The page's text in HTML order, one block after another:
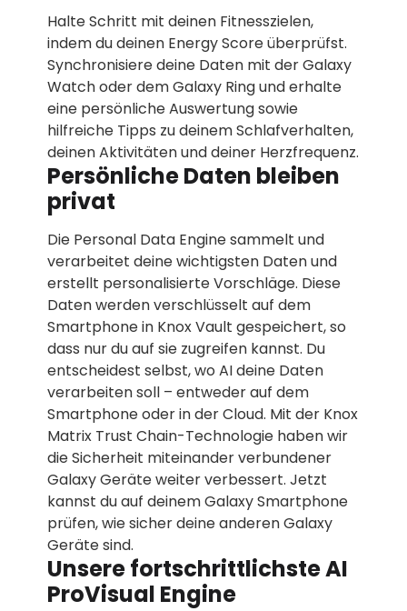
Halte Schritt mit deinen Fitnesszielen,
indem du deinen Energy Score überprüfst.
Synchronisiere deine Daten mit der Galaxy
Watch oder dem Galaxy Ring und erhalte
eine persönliche Auswertung sowie
hilfreiche Tipps zu deinem Schlafverhalten,
deinen Aktivitäten und deiner Herzfrequenz.
Persönliche Daten bleiben
privat
Die Personal Data Engine sammelt und
verarbeitet deine wichtigsten Daten und
erstellt personalisierte Vorschläge. Diese
Daten werden verschlüsselt auf dem
Smartphone in Knox Vault gespeichert, so
dass nur du auf sie zugreifen kannst. Du
entscheidest selbst, wo AI deine Daten
verarbeiten soll – entweder auf dem
Smartphone oder in der Cloud. Mit der Knox
Matrix Trust Chain-Technologie haben wir
die Sicherheit miteinander verbundener
Galaxy Geräte weiter verbessert. Jetzt
kannst du auf deinem Galaxy Smartphone
prüfen, wie sicher deine anderen Galaxy
Geräte sind.
Unsere fortschrittlichste AI
ProVisual Engine